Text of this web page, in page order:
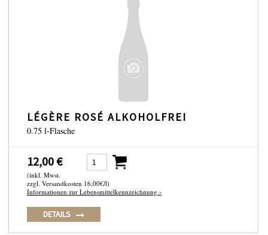
LÉGÈRE ROSÉ ALKOHOLFREI
0.75 l-Flasche
12,00 €
(inkl. Mwst.
zzgl. Versandkosten 16,00€/l)
Informationen zur Lebensmittelkennzeichnung ›
DETAILS